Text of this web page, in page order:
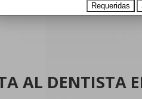
AL DENTISTA
Requeridas